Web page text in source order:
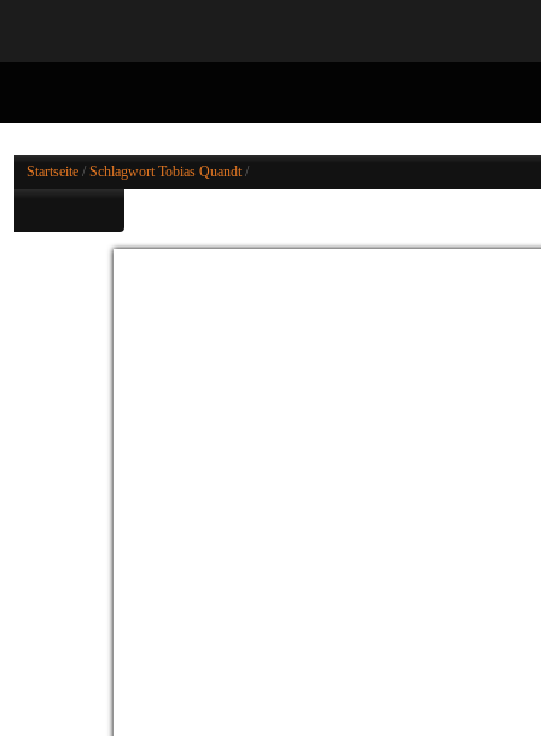
Startseite / Schlagwort Tobias Quandt/